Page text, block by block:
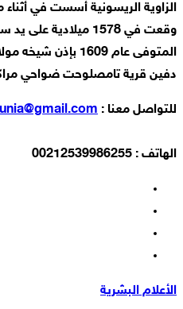
الزاوية الريسونية أسست في
وقعت في 1578
المتوفى عام 1609
دفين قرية تامصلوحت ضواحي
للتواصل معنا :
الهاتف : 00212539986255
الأعلام البشرية